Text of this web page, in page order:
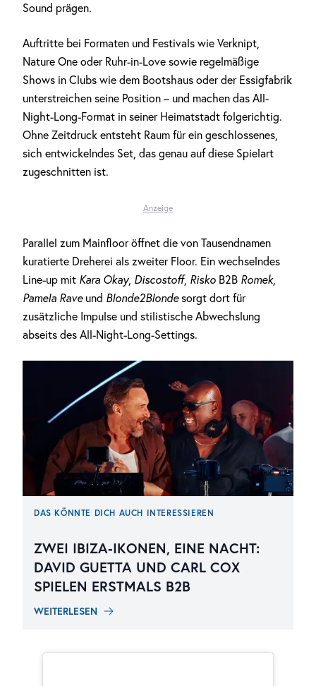
Sound prägen.
Auftritte bei Formaten und Festivals wie Verknipt,
Nature One oder Ruhr-in-Love sowie regelmäßige
Shows in Clubs wie dem Bootshaus oder der Essigfabrik
unterstreichen seine Position – und machen das All-
Night-Long-Format in seiner Heimatstadt folgerichtig.
Ohne Zeitdruck entsteht Raum für ein geschlossenes,
sich entwickelndes Set, das genau auf diese Spielart
zugeschnitten ist.
Anzeige
Parallel zum Mainfloor öffnet die von Tausendnamen
kuratierte Dreherei als zweiter Floor. Ein wechselndes
Line-up mit Kara Okay, Discostoff, Risko B2B Romek,
Pamela Rave und Blonde2Blondesorgt dort für
zusätzliche Impulse und stilistische Abwechslung
abseits des All-Night-Long-Settings.
DAS KÖNNTE DICH AUCH INTERESSIEREN
ZWEI IBIZA-IKONEN, EINE NACHT:
DAVID GUETTA UND CARL COX
SPIELEN ERSTMALS B2B
WEITERLESEN